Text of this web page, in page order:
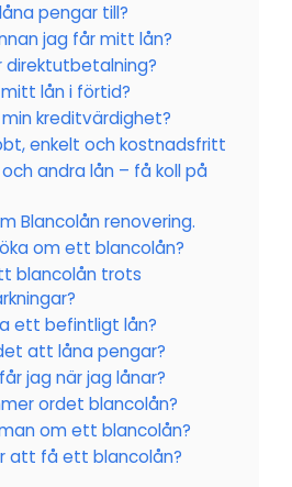
pengar till?
jag får mitt lån?
lån i förtid?
kreditvärdighet?
enkelt och kostnadsfritt
andra lån – få koll på
Blancolån renovering.
om ett blancolån?
blancolån trots
ett befintligt lån?
att låna pengar?
jag när jag lånar?
ordet blancolån?
om ett blancolån?
att få ett blancolån?